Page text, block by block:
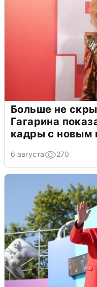
Больше не
Гагарина
кадры с новым
6 августа 270